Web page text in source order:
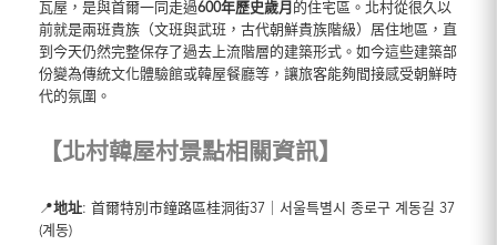
瓦屋，是與首爾一同走過600年歷史歲月 的住宅區。北村從很久以
前就是兩班貴族（文班與武班，古代朝鮮貴族階級）居住地區，直
到今天仍然完整保存了過去上流階層的建築形式。如今這些建築部
份變為傳統文化體驗館或韓屋餐廳等，讓旅客能夠間接感受朝鮮時
代的氛圍。
【北村韓屋村景點相關資訊】
📍地址: 首爾特別市鐘路區桂洞街37｜서울특별시 종로구 계동길 37
(계동)